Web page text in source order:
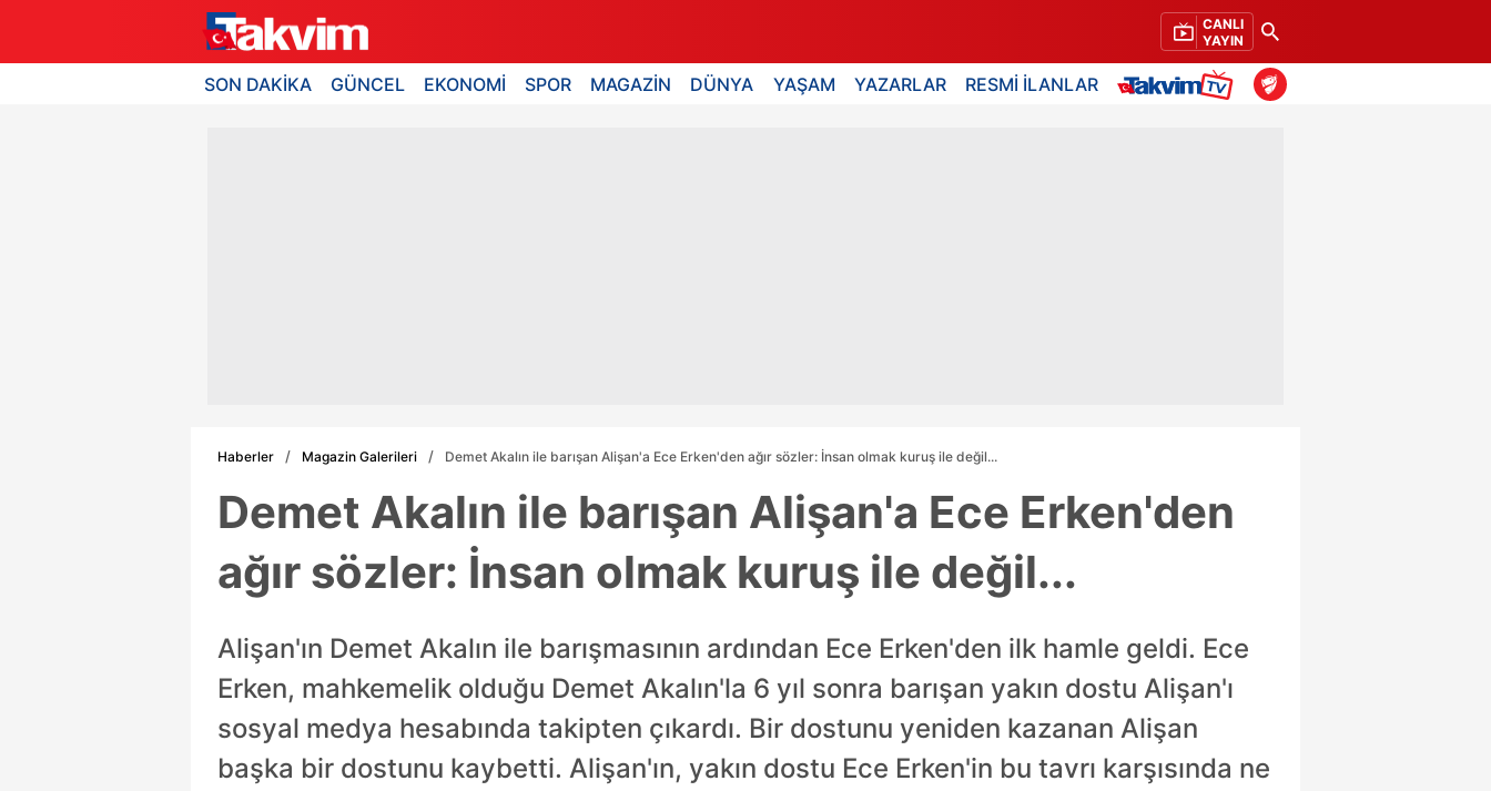
CANLI
YAYIN
SON DAKİKA GÜNCEL EKONOMİ SPOR MAGAZİN DÜNYA YAŞAM YAZARLAR RESMİ İLANLAR
Haberler Magazin Galerileri Demet Akalın ile barışan Alişan'a Ece Erken'den ağır sözler: İnsan olmak kuruş ile değil...
Demet Akalın ile barışan Alişan'a Ece Erken'den
ağır sözler: İnsan olmak kuruş ile değil...
Alişan'ın Demet Akalın ile barışmasının ardından Ece Erken'den ilk hamle geldi. Ece
Erken, mahkemelik olduğu Demet Akalın'la 6 yıl sonra barışan yakın dostu Alişan'ı
sosyal medya hesabında takipten çıkardı. Bir dostunu yeniden kazanan Alişan
başka bir dostunu kaybetti. Alişan'ın, yakın dostu Ece Erken'in bu tavrı karşısında ne